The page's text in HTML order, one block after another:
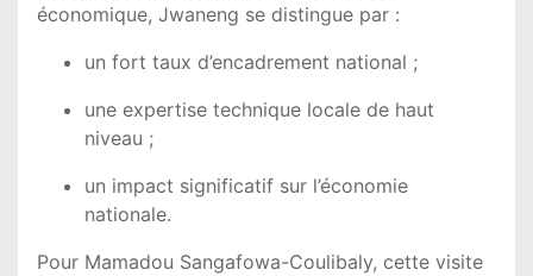
économique, Jwaneng se distingue par :
un fort taux d’encadrement national ;
une expertise technique locale de haut
niveau ;
un impact significatif sur l’économie
nationale.
Pour Mamadou Sangafowa-Coulibaly, cette visite